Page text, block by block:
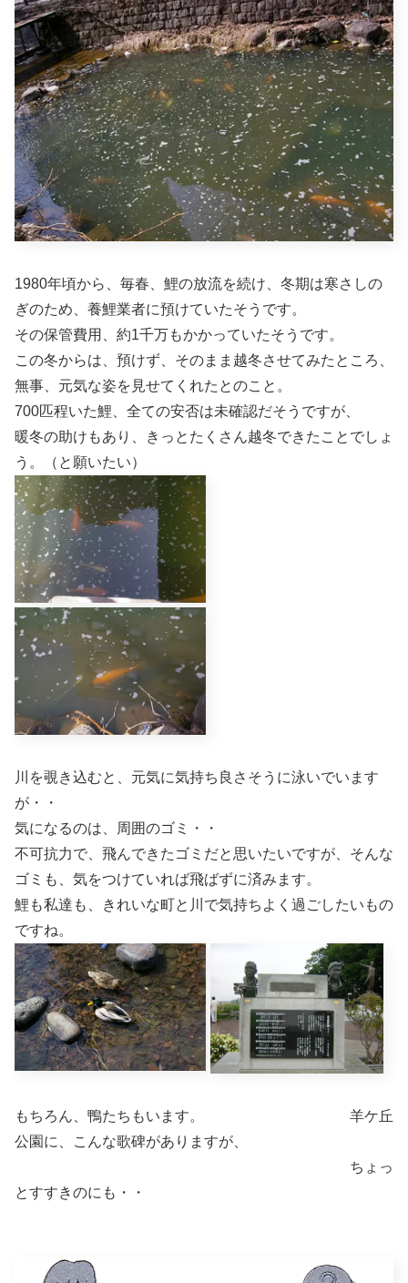
1980年頃から、毎春、鯉の放流を続け、冬期は寒さしの
ぎのため、養鯉業者に預けていたそうです。
その保管費用、約1千万もかかっていたそうです。
この冬からは、預けず、そのまま越冬させてみたところ、
無事、元気な姿を見せてくれたとのこと。
700匹程いた鯉、全ての安否は未確認だそうですが、
暖冬の助けもあり、きっとたくさん越冬できたことでしょ
う。（と願いたい）
川を覗き込むと、元気に気持ち良さそうに泳いでいます
が・・
気になるのは、周囲のゴミ・・
不可抗力で、飛んできたゴミだと思いたいですが、そんな
ゴミも、気をつけていれば飛ばずに済みます。
鯉も私達も、きれいな町と川で気持ちよく過ごしたいもの
ですね。
もちろん、鴨たちもいます。 羊ケ丘
公園に、こんな歌碑がありますが、
ちょっ
とすすきのにも・・